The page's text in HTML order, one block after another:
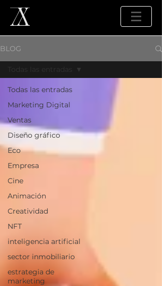
BLOG
Todas las entradas
Marketing Digital
Ventas
Diseño gráfico
Eco
Empresa
Cine
Animación
Creatividad
NFT
inteligencia artificial
sector inmobiliario
estrategia de
marketing
Todas las entradas